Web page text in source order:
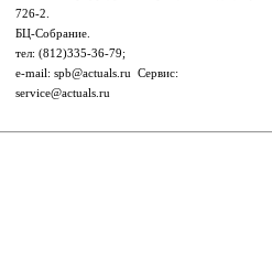
726-2.
БЦ-Собрание.
тел: (812)335-36-79;
e-mail: spb@actuals.ru Сервис:
service@actuals.ru